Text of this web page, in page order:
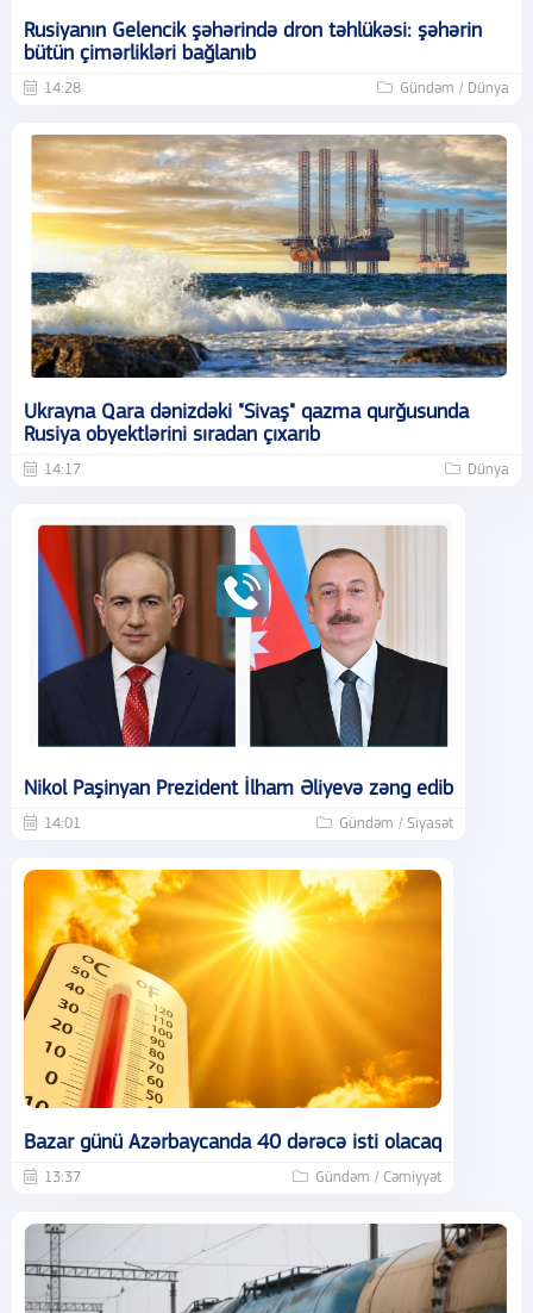
Rusiyanın Gelencik şəhərində dron təhlükəsi: şəhərin
bütün çimərlikləri bağlanıb
14:28 Gündəm / Dünya
Ukrayna Qara dənizdəki "Sivaş" qazma qurğusunda
Rusiya obyektlərini sıradan çıxarıb
14:17 Dünya
Nikol Paşinyan Prezident İlham Əliyevə zəng edib
14:01 Gündəm / Siyasət
Bazar günü Azərbaycanda 40 dərəcə isti olacaq
13:37 Gündəm / Cəmiyyət